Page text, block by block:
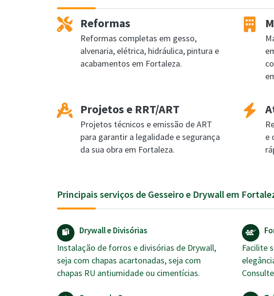
Reformas
Reformas completas em gesso,
alvenaria, elétrica, hidráulica, pintura e
acabamentos em Fortaleza.
Projetos e RRT/ART
Projetos técnicos e emissão de ART
para garantir a legalidade e segurança
da sua obra em Fortaleza.
e
Principais serviços de Gesseiro e Drywall em
Drywall e Divisórias
Instalação de forros e divisórias de Drywall,
seja com chapas acartonadas, seja com
chapas RU antiumidade ou cimentícias.
Facilite